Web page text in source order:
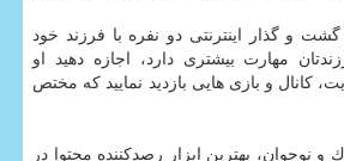
و گذار اینترنتی دو نفره با فرزند خود
مهارت بیشتری دارد، اجازه دهید او
كانال و بازی هایی بازدید نمایید كه مختص
و نوجوان، بهترین ابزار رصدكننده محتوا در